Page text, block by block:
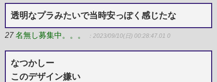
透明なプラみたいで当時安っぽく感じたな
27 名無し募集中。。。 ：2023/09/10(日) 00:28:47.01 0
なつかしー
このデザイン嫌い